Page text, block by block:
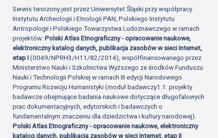
Serwis tworzony jest przez Uniwersytet Śląski przy współpracy
Instytutu Archeologii i Etnologii PAN, Polskiego Instytutu
Antropologii i Polskiego Towarzystwa Ludoznawczego w ramach
projektów:Polski Atlas Etnograficzny - opracowanie naukowe,
elektroniczny katalog danych, publikacja zasobów w sieci Internet,
etap I(0049/NPRH3/H11/82/2014), współfinansowanego przez
Ministerstwo Nauki i Szkolnictwa Wyższego ze środków Funduszu
Nauki i Technologii Polskiej w ramach III edycji Narodowego
Programu Rozwoju Humanistyki (moduł badawczy1.1: projekty
badawcze obejmujące badania naukowe dotyczące długofalowych
prac dokumentacyjnych, edytorskich i badawczych o
fundamentalnym znaczeniu dla dziedzictwa i kultury narodowej).
Polski Atlas Etnograficzny - opracowanie naukowe, elektroniczny
katalog danych, publikacja zasobów w sieci Internet, etap II